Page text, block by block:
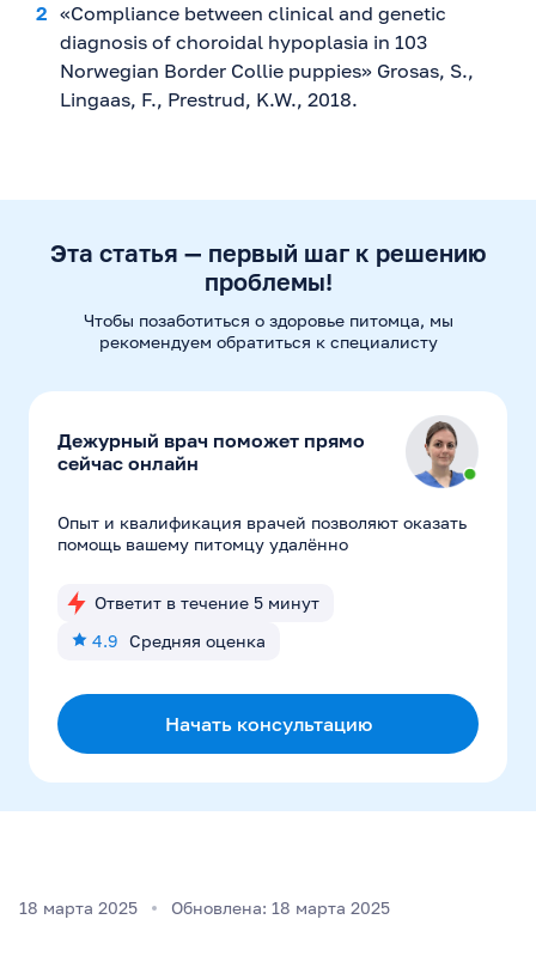
«Compliance between clinical and genetic
diagnosis of choroidal hypoplasia in 103
Norwegian Border Collie puppies» Grosas, S.,
Lingaas, F., Prestrud, K.W., 2018.
Эта статья — первый шаг к решению
проблемы!
Чтобы позаботиться о здоровье питомца, мы
рекомендуем обратиться к специалисту
Дежурный врач поможет прямо
сейчас онлайн
Опыт и квалификация врачей позволяют оказать
помощь вашему питомцу удалённо
Ответит в течение 5 минут
4.9 Средняя оценка
Начать консультацию
18 марта 2025 Обновлена: 18 марта 2025